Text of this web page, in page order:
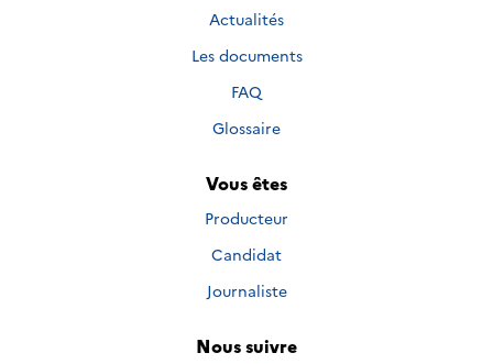
Actualités
Les documents
FAQ
Glossaire
Vous êtes
Producteur
Candidat
Journaliste
Nous suivre